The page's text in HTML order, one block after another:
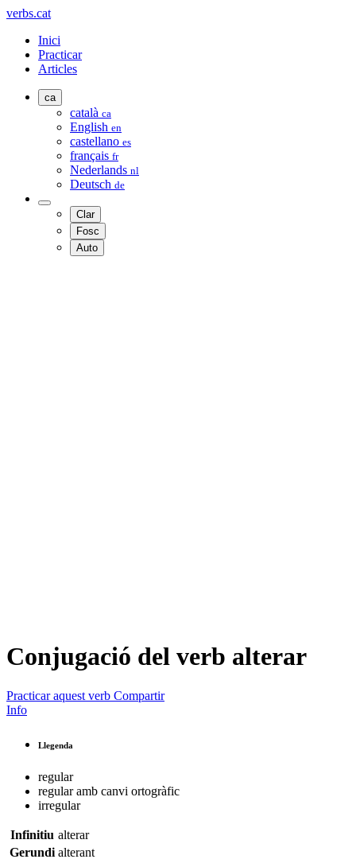
verbs.cat
Inici
Practicar
Articles
ca
català ca
English en
castellano es
français fr
Nederlands nl
Deutsch de
Clar
Fosc
Auto
Conjugació del verb alterar
Practicar aquest verb Compartir
Info
Llegenda
regular
regular amb canvi ortogràfic
irregular
Infinitiu alterar
Gerundi alterant